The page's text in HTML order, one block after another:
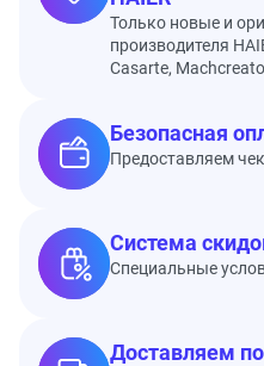
Только новые и
производителя
Casarte,
Безопасная
Предоставляем
Система
Специальные
Доставляем